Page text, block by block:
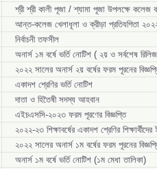
শ্রী শ্রী কালী পূজা / শ্যামা পূজা উপলক্ষে কলেজ
আন্ত-কলেজ খেলাধূলা ও ক্রীড়া প্রতিযগিতা
নির্বাচনী তফসীল
অনার্স ১ম বর্ষে ভর্তি নোটিশ ( ২য় ও সর্বশেষ
২০২২ সালের অনার্স ২য় বর্ষের ফরম পূরনের
একাদশ শ্রেণির ভর্তি নোটিশ
দাতা ও হিতৈষী সদস্য আহবান
এইচএসসি-২০২৩ ফরম পূরণের বিজ্ঞপ্তি
২০২২-২৩ শিক্ষাবর্ষের একাদশ শ্রেণির
২০২২ সালের অনার্স ১ম বর্ষের ফরম পূরনের
অনার্স ১ম বর্ষে ভর্তি নোটিশ (১ম মেধা তালিকা)